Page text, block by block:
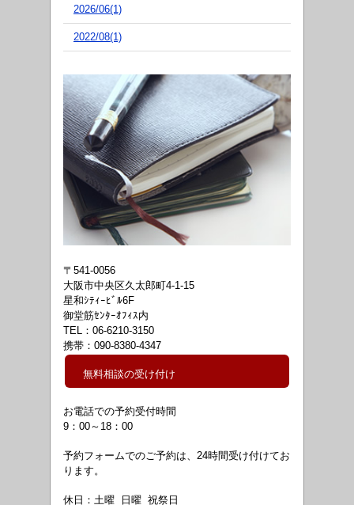
2026/06(1)
2022/08(1)
〒541-0056
大阪市中央区久太郎町4-1-15
星和ｼﾃｨｰﾋﾞﾙ6F
御堂筋ｾﾝﾀｰｵﾌｨｽ内
TEL：06-6210-3150
携帯：090-8380-4347
無料相談の受け付け
お電話での予約受付時間
9：00～18 ：00
予約フォームでのご予約は、24時間受け付けてお
ります。
休日：土曜 日曜 祝祭日